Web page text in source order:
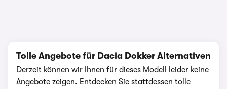
Tolle Angebote für Dacia Dokker Alternativen
Derzeit können wir Ihnen für dieses Modell leider keine
Angebote zeigen. Entdecken Sie stattdessen tolle